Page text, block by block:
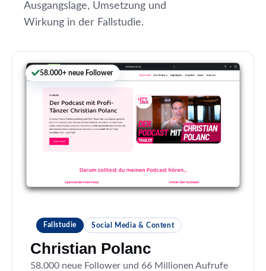
Ausgangslage, Umsetzung und
Wirkung in der Fallstudie.
Fallstudie Social Media & Content
Christian Polanc
58.000 neue Follower und 66 Millionen Aufrufe
58.000+ neue Follower